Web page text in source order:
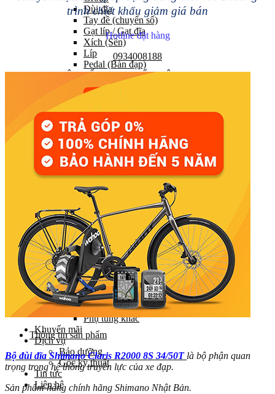
Đùi đĩa
Tay đề (chuyển số)
Gạt líp / Gạt đĩa
Xích (Sên)
Líp
Pedal (Bàn đạp)
HỆ THỐNG CHUYỂN ĐỘNG
Trục giữa
Săm xe (Ruột xe)
Lốp xe (Vỏ xe)
Nan hoa (Căm)
HỆ THỐNG LÁI
Ghi đông (Tay lái)
Pô tăng
Cổ phuộc
Phuộc (Giảm xóc)
HỆ THỐNG PHANH
Bộ phanh / Cụm phanh
Tay phanh / Dây
Má phanh
Đĩa phanh
Phụ kiện phanh
PHỤ TÙNG KHÁC…
Yên
Cọc yên
Ổ bi
Phụ tùng khác
Khuyến mãi
Dịch vụ
Bảo dưỡng
Góc kỹ thuật
Tin tức
Liên hệ
trình chiết khấu giảm giá bán
Hotline đặt hàng
0934008188
Thông tin sản phẩm
Bộ đùi đĩa Shimano Claris R2000 8S 34/50T là bộ phận quan
trọng trong hệ thống truyền lực của xe đạp.
Sản phẩm hàng chính hãng Shimano Nhật Bản.